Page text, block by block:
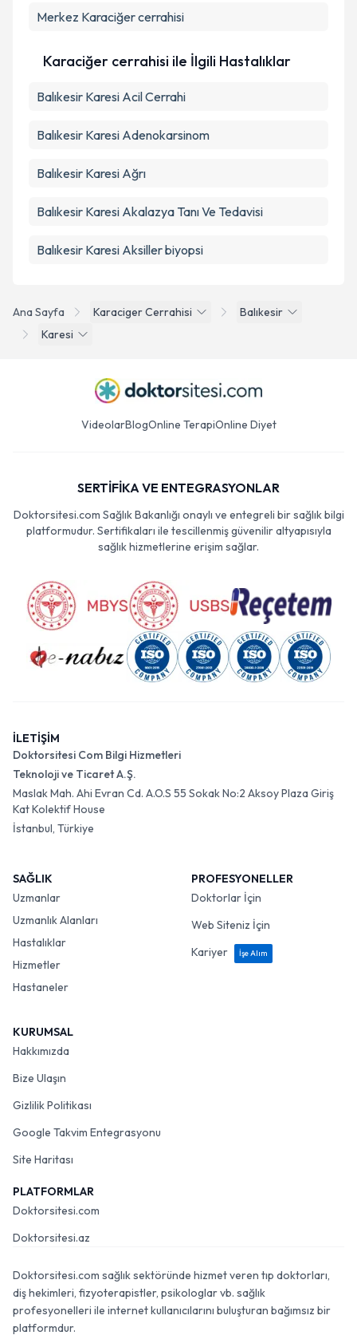
Ana Sayfa Karaciger Cerrahisi
Balıkesir
Karesi
Merkez Karaciğer cerrahisi
Karaciğer cerrahisi ile İlgili Hastalıklar
Balıkesir Karesi Acil Cerrahi
Balıkesir Karesi Adenokarsinom
Balıkesir Karesi Ağrı
Balıkesir Karesi Akalazya Tanı Ve Tedavisi
Balıkesir Karesi Aksiller biyopsi
VideolarBlogOnline TerapiOnline Diyet
SERTİFİKA VE ENTEGRASYONLAR
Doktorsitesi.com Sağlık Bakanlığı onaylı ve entegreli bir sağlık bilgi
platformudur. Sertifikaları ile tescillenmiş güvenilir altyapısıyla
sağlık hizmetlerine erişim sağlar.
İLETİŞİM
Doktorsitesi Com Bilgi Hizmetleri
Teknoloji ve Ticaret A.Ş.
Maslak Mah. Ahi Evran Cd. A.O.S 55 Sokak No:2 Aksoy Plaza Giriş
Kat Kolektif House
İstanbul, Türkiye
SAĞLIK
Uzmanlar
Uzmanlık Alanları
Hastalıklar
Hizmetler
Hastaneler
PROFESYONELLER
Doktorlar İçin
Web Siteniz İçin
Kariyer
İşe Alım
KURUMSAL
Hakkımızda
Bize Ulaşın
Gizlilik Politikası
Google Takvim Entegrasyonu
Site Haritası
PLATFORMLAR
Doktorsitesi.com
Doktorsitesi.az
Doktorsitesi.com sağlık sektöründe hizmet veren tıp doktorları,
diş hekimleri, fizyoterapistler, psikologlar vb. sağlık
profesyonelleri ile internet kullanıcılarını buluşturan bağımsız bir
platformdur.